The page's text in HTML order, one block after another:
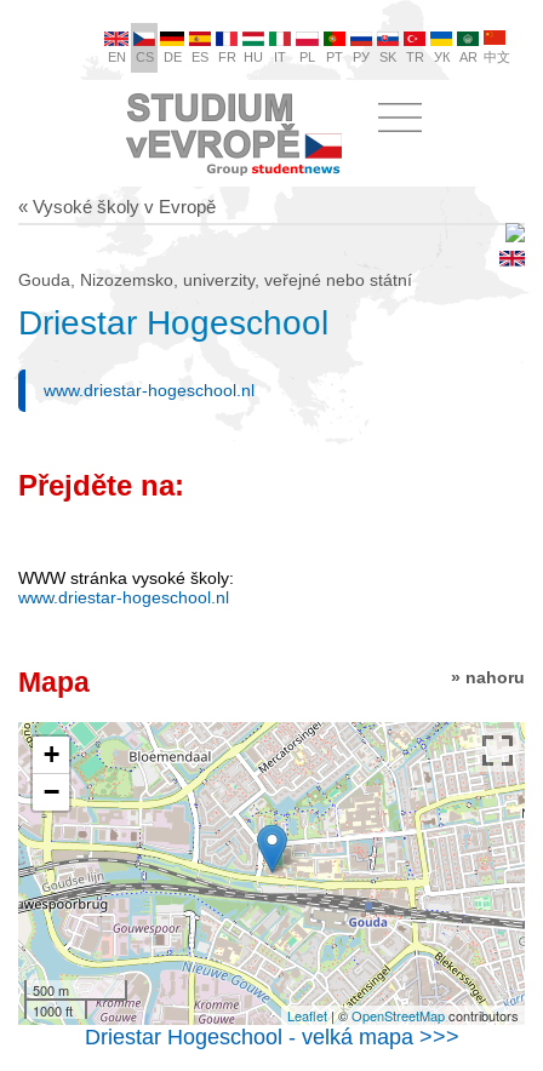
EN CS DE ES FR HU IT PL PT РУ SK TR УК AR 中文
« Vysoké školy v Evropě
Gouda, Nizozemsko, univerzity, veřejné nebo státní
Driestar Hogeschool
www.driestar-hogeschool.nl
Přejděte na:
WWW stránka vysoké školy:
www.driestar-hogeschool.nl
» nahoru
Mapa
+
−
500 m
1000 ft
Leaflet| ©OpenStreetMapcontributors
Driestar Hogeschool - velká mapa >>>